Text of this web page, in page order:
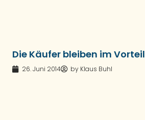
Die Käufer bleiben im Vorteil
26. Juni 2014 by Klaus Buhl